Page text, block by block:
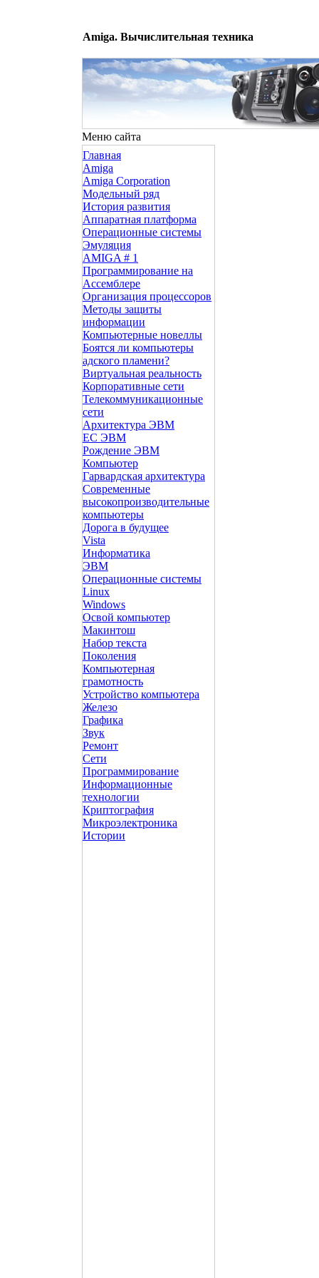
Amiga. Вычислительная техника
Меню сайта
Главная
Amiga
Amiga Corporation
Модельный ряд
История развития
Аппаратная платформа
Операционные системы
Эмуляция
AMIGA # 1
Программирование на
Ассемблере
Организация процессоров
Методы защиты
информации
Компьютерные новеллы
Боятся ли компьютеры
адского пламени?
Виртуальная реальность
Корпоративные сети
Телекоммуникационные
сети
Архитектура ЭВМ
ЕС ЭВМ
Рождение ЭВМ
Компьютер
Гарвардская архитектура
Современные
высокопроизводительные
компьютеры
Дорога в будущее
Vista
Инфоpматика
ЭВМ
Операционные системы
Linux
Windows
Освой компьютер
Макинтош
Набор текста
Поколения
Компьютерная
грамотность
Устройство компьютера
Железо
Графика
Звук
Ремонт
Сети
Программирование
Информационные
технологии
Криптография
Микроэлектроника
Истории